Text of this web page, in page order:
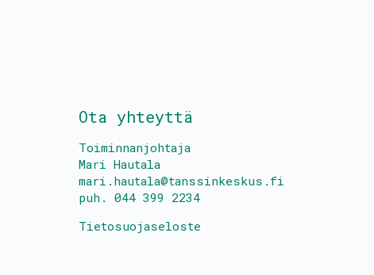
Ota yhteyttä
Toiminnanjohtaja
Mari Hautala
mari.hautala@tanssinkeskus.fi
puh. 044 399 2234
Tietosuojaseloste